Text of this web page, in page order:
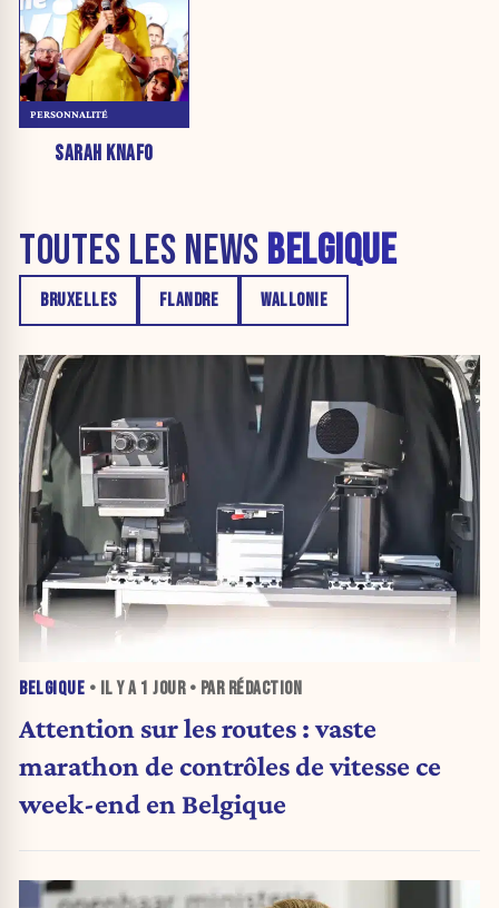
SARAH KNAFO
PERSONNALITÉ
TOUTES LES NEWS BELGIQUE
BRUXELLES FLANDRE WALLONIE
BELGIQUE • IL Y A 1 JOUR• PAR RÉDACTION
Attention sur les routes : vaste
marathon de contrôles de vitesse ce
week-end en Belgique